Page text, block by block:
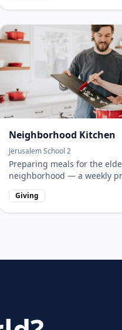
Neighborhood Kitchen
Jerusalem School 2
Preparing meals for the
neighborhood — a weekly
Giving